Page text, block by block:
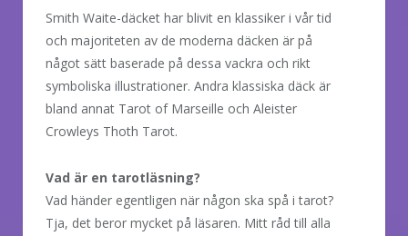
Smith Waite-däcket har blivit en klassiker i vår tid
och majoriteten av de moderna däcken är på
något sätt baserade på dessa vackra och rikt
symboliska illustrationer. Andra klassiska däck är
bland annat Tarot of Marseille och Aleister
Crowleys Thoth Tarot.
Vad är en tarotläsning?
Vad händer egentligen när någon ska spå i tarot?
Tja, det beror mycket på läsaren. Mitt råd till alla